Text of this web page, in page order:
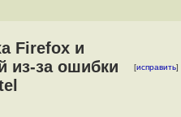
Firefox и
из-за ошибки
[исправить]